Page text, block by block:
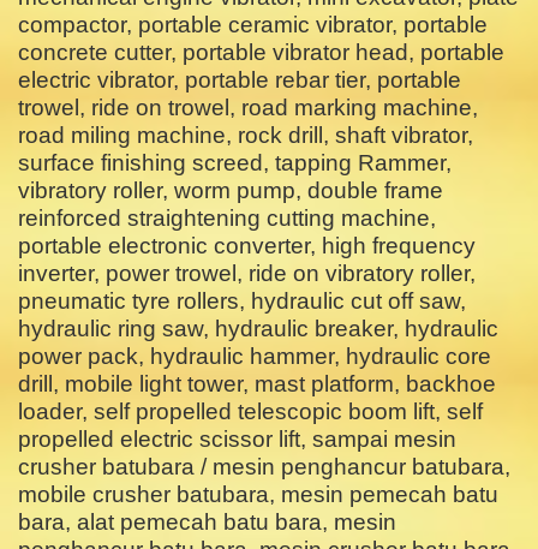
compactor, portable ceramic vibrator, portable
concrete cutter, portable vibrator head, portable
electric vibrator, portable rebar tier, portable
trowel, ride on trowel, road marking machine,
road miling machine, rock drill, shaft vibrator,
surface finishing screed, tapping Rammer,
vibratory roller, worm pump, double frame
reinforced straightening cutting machine,
portable electronic converter, high frequency
inverter, power trowel, ride on vibratory roller,
pneumatic tyre rollers, hydraulic cut off saw,
hydraulic ring saw, hydraulic breaker, hydraulic
power pack, hydraulic hammer, hydraulic core
drill, mobile light tower, mast platform, backhoe
loader, self propelled telescopic boom lift, self
propelled electric scissor lift, sampai mesin
crusher batubara / mesin penghancur batubara,
mobile crusher batubara, mesin pemecah batu
bara, alat pemecah batu bara, mesin